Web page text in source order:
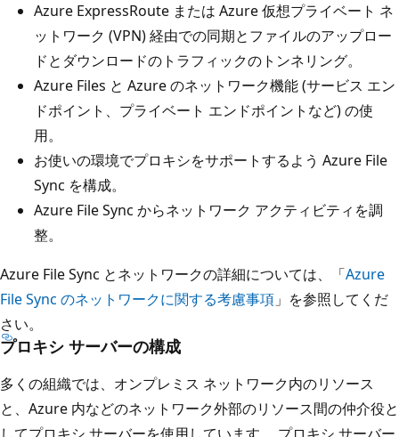
Azure ExpressRoute または Azure 仮想プライベート ネ
ットワーク (VPN) 経由での同期とファイルのアップロー
ドとダウンロードのトラフィックのトンネリング。
Azure Files と Azure のネットワーク機能 (サービス エン
ドポイント、プライベート エンドポイントなど) の使
用。
お使いの環境でプロキシをサポートするよう Azure File
Sync を構成。
Azure File Sync からネットワーク アクティビティを調
整。
Azure File Sync とネットワークの詳細については、「Azure
File Sync のネットワークに関する考慮事項 」を参照してくだ
さい。
プロキシ サーバーの構成
多くの組織では、オンプレミス ネットワーク内のリソース
と、Azure 内などのネットワーク外部のリソース間の仲介役と